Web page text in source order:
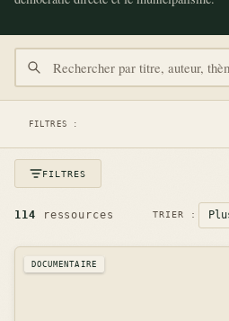
FILTRES :
FILTRES
114 ressources TRIER :
DOCUMENTAIRE